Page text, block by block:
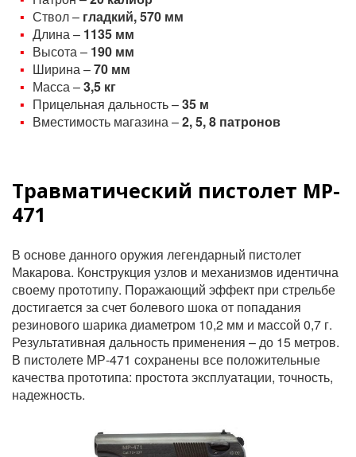
Ствол – гладкий, 570 мм
Длина – 1135 мм
Высота – 190 мм
Ширина –70 мм
Масса –3,5 кг
Прицельная дальность –35 м
Вместимость магазина –2, 5,8 патронов
Травматический пистолет MP-
471
В основе данного оружия легендарный пистолет
Макарова. Конструкция узлов и механизмов идентична
своему прототипу. Поражающий эффект при стрельбе
достигается за счет болевого шока от попадания
резинового шарика диаметром 10,2 мм и массой 0,7 г.
Результативная дальность применения – до 15 метров.
В пистолете МР-471 сохранены все положительные
качества прототипа: простота эксплуатации, точность,
надежность.